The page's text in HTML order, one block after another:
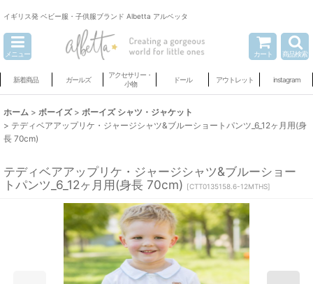
イギリス発 ベビー服・子供服ブランド Albetta アルベッタ
メニュー カート 商品検索
新着商品 ガールズ
アクセサリー・
小物
ドール アウトレット instagram
ホーム > ボーイズ > ボーイズ シャツ・ジャケット
> テディベアアップリケ・ジャージシャツ&ブルーショートパンツ_6_12ヶ月用(身
長 70cm)
テディベアアップリケ・ジャージシャツ&ブルーショー
トパンツ_6_12ヶ月用(身長 70cm) [CTT0135158.6-12MTHS]